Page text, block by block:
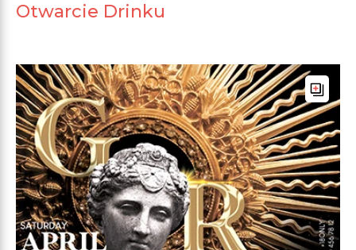
Otwarcie Drinku